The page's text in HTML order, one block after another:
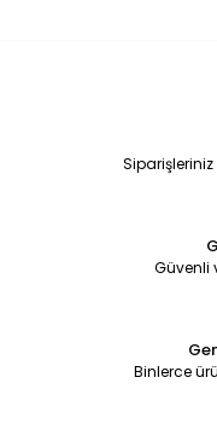
Siparişleriniz
Güvenli
Binlerce